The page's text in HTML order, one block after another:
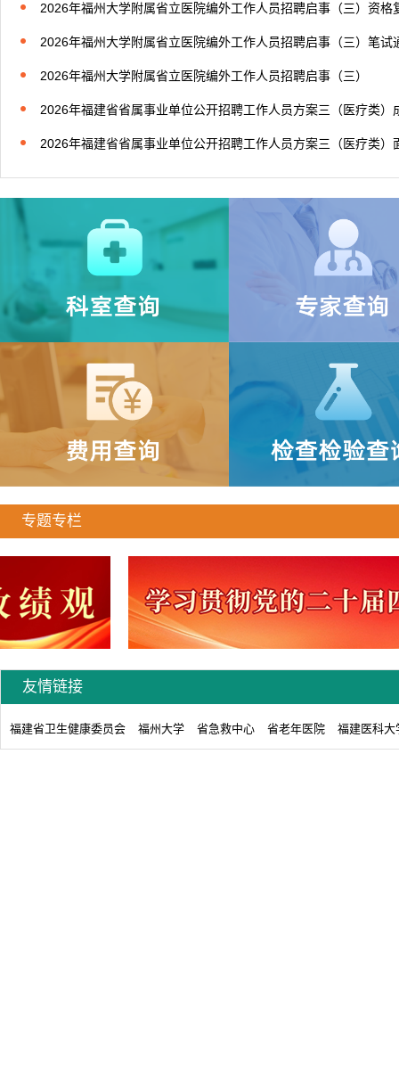
2026年福州大学附属省立医院编外工作人员招聘启事（三）资格
2026年福州大学附属省立医院编外工作人员招聘启事（三）笔试
2026年福州大学附属省立医院编外工作人员招聘启事（三）
2026年福建省省属事业单位公开招聘工作人员方案三（医疗类）
2026年福建省省属事业单位公开招聘工作人员方案三（医疗类）
专题专栏
友情链接
福建省卫生健康委员会 福州大学 省急救中心 省老年医院 福建医科大